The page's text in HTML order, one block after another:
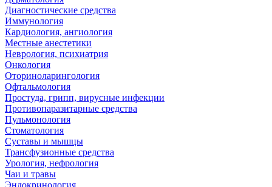
Диагностические средства
Иммунология
Кардиология, ангиология
Местные анестетики
Неврология, психиатрия
Онкология
Оториноларингология
Офтальмология
Простуда, грипп, вирусные инфекции
Противопаразитарные средства
Пульмонология
Стоматология
Суставы и мышцы
Трансфузионные средства
Урология, нефрология
Чаи и травы
Эндокринология